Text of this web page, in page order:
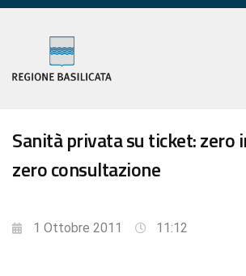
Sanità privata su ticket: zero
zero consultazione
1 Ottobre 2011 11:12